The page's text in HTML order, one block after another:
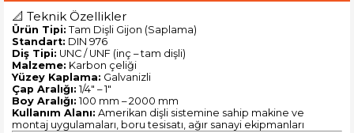
📐 Teknik Özellikler
Ürün Tipi: Tam Dişli Gijon (Saplama)
Standart: DIN 976
Diş Tipi: UNC / UNF (inç – tam dişli)
Malzeme: Karbon çeliği
Yüzey Kaplama: Galvanizli
Çap Aralığı: 1/4" – 1"
Boy Aralığı: 100 mm – 2000 mm
Kullanım Alanı: Amerikan dişli sistemine sahip makine ve
montaj uygulamaları, boru tesisatı, ağır sanayi ekipmanları